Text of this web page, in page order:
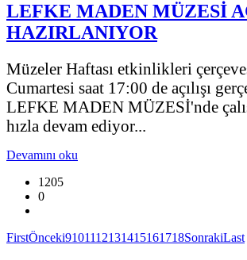
LEFKE MADEN MÜZESİ
HAZIRLANIYOR
Müzeler Haftası etkinlikleri
Cumartesi saat 17:00 de açılışı
LEFKE MADEN MÜZESİ'nde
hızla devam ediyor...
Devamını oku
1205
0
FirstÖnceki9101112131415161718SonrakiLast